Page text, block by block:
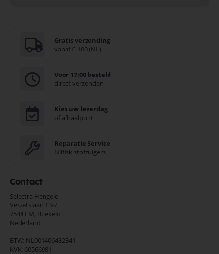
Gratis verzending
vanaf € 100 (NL)
Voor 17:00 besteld
direct verzonden
Kies uw leverdag
of afhaalpunt
Reparatie Service
Nilfisk stofzuigers
Contact
Selectra Hengelo
Verzetslaan 13-7
7548 EM, Boekelo
Nederland
BTW: NL001406482B41
KVK: 60566981